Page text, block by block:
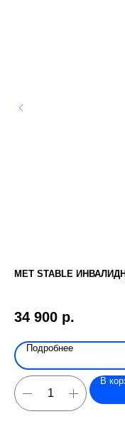
МЕТ STABLE
34 900 р.
Подробнее
В